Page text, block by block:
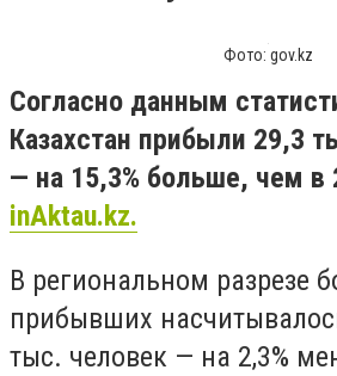
Фото: gov.kz
Согласно данным
Казахстан прибыли 29,3
— на 15,3% больше, чем в
inAktau.kz.
В региональном разрезе
прибывших
тыс. человек — на 2,3%